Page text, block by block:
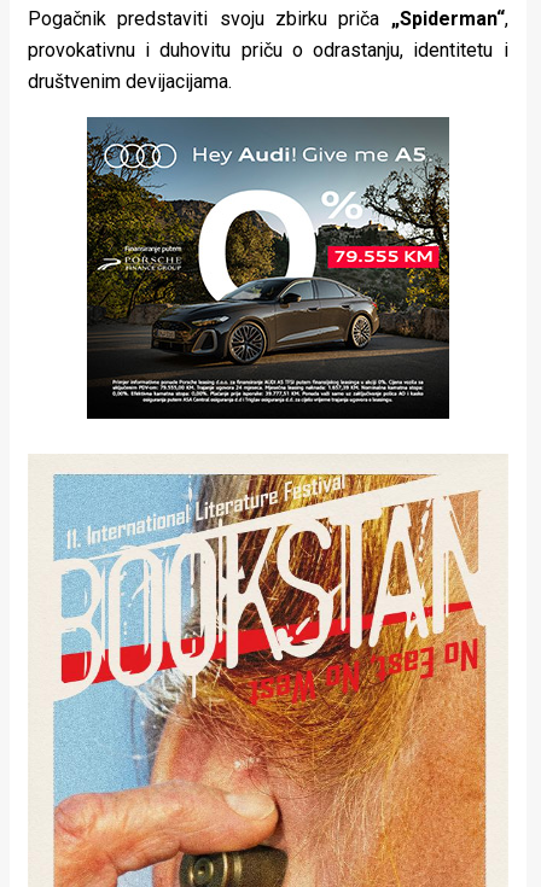
Pogačnik predstaviti svoju zbirku priča „Spiderman“,
provokativnu i duhovitu priču o odrastanju, identitetu i
društvenim devijacijama.